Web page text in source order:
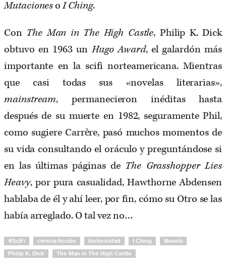
MutacionesoI Ching.
Con The Man in The High Castle, Philip K. Dick
obtuvo en 1963 unHugo Award, el galardón más
importante en la scifi norteamericana. Mientras
que casi todas sus «novelas literarias»,
mainstream, permanecieron inéditas hasta
después de su muerte en 1982, seguramente Phil,
como sugiere Carrère, pasó muchos momentos de
su vida consultando el oráculo y preguntándose si
en las últimas páginas de The Grasshopper Lies
Heavy, por pura casualidad, Hawthorne Abdensen
hablaba de él y ahí leer, por fin, cómo su Otro se las
había arreglado. O tal vez no…
#SciFi ciencia ficción historicidad I Ching Novela
Philip K. Dick The Man in The High Castle